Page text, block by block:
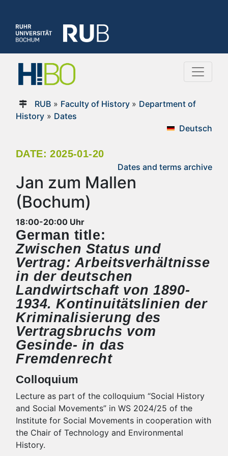
RUB» Faculty of History » Department of
History » Dates
Deutsch
DATE: 2025-01-20
Dates and terms archive
Jan zum Mallen
(Bochum)
18:00-20:00 Uhr
German title:
Zwischen Status und
Vertrag: Arbeitsverhältnisse
in der deutschen
Landwirtschaft von 1890-
1934. Kontinuitätslinien der
Kriminalisierung des
Vertragsbruchs vom
Gesinde- in das
Fremdenrecht
Colloquium
Lecture as part of the colloquium “Social History
and Social Movements” in WS 2024/25 of the
Institute for Social Movements in cooperation with
the Chair of Technology and Environmental
History.